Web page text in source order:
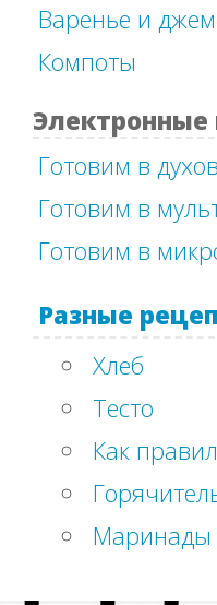
Варенье и джем
Компоты
Готовим в
Готовим в
Готовим в
Разные
Хлеб
Тесто
Как
Маринады